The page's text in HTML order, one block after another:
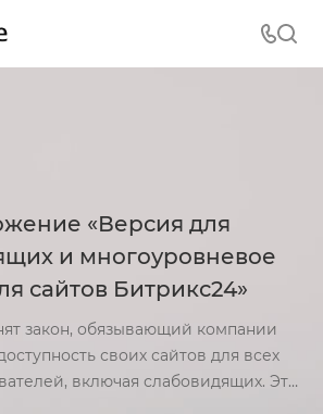
«Версия для
и многоуровневое
сайтов Битрикс24»
закон, обязывающий компании
своих сайтов для всех
включая слабовидящих. Этот